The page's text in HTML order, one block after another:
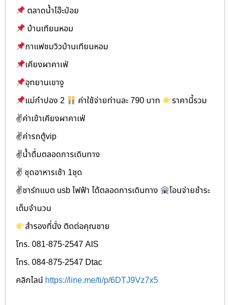
ตลาดน้ำโอ๊ะป่อย
บ้านเทียนหอม
กาแฟชมวิวบ้านเทียนหอม
เคียงผาคาเฟ่
อุทยานเขางู
แม่กำปอง 2
ค่าใช้จ่ายท่านละ 790 บาท
ราคานี้รวม
✌ค่าเข้าเคียงผาคาเฟ่
✌ค่ารถตู้vip
✌น้ำดื่มตลอดการเดินทาง
✌️ ชุดอาหารเช้า 1ชุด
✌ชาร์ทแบต usb ไฟฟ้า ได้ตลอดการเดินทาง
โอนจ่ายชำระ
เต็มจำนวน
สำรองที่นั่ง ติดต่อคุณชาย
โทร. 081-875-2547 AIS
โทร. 084-875-2547 Dtac
คลิกไลน์ https://line.me/ti/p/6DTJ9Vz7x5